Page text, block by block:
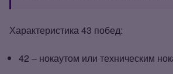
Характеристика 43 побед:
42 – нокаутом или техническим